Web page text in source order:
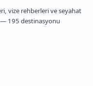
vize rehberleri ve seyahat
— 195 destinasyonu